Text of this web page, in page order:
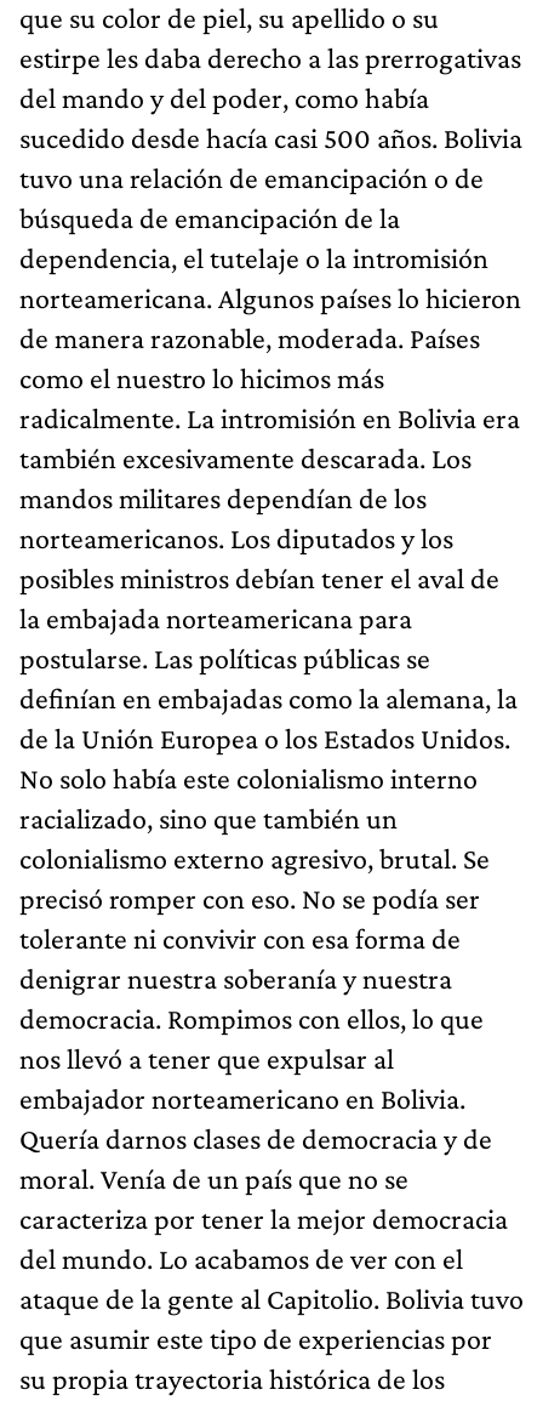
que su color de piel, su apellido o su
estirpe les daba derecho a las prerrogativas
del mando y del poder, como había
sucedido desde hacía casi 500 años. Bolivia
tuvo una relación de emancipación o de
búsqueda de emancipación de la
dependencia, el tutelaje o la intromisión
norteamericana. Algunos países lo hicieron
de manera razonable, moderada. Países
como el nuestro lo hicimos más
radicalmente. La intromisión en Bolivia era
también excesivamente descarada. Los
mandos militares dependían de los
norteamericanos. Los diputados y los
posibles ministros debían tener el aval de
la embajada norteamericana para
postularse. Las políticas públicas se
definían en embajadas como la alemana, la
de la Unión Europea o los Estados Unidos.
No solo había este colonialismo interno
racializado, sino que también un
colonialismo externo agresivo, brutal. Se
precisó romper con eso. No se podía ser
tolerante ni convivir con esa forma de
denigrar nuestra soberanía y nuestra
democracia. Rompimos con ellos, lo que
nos llevó a tener que expulsar al
embajador norteamericano en Bolivia.
Quería darnos clases de democracia y de
moral. Venía de un país que no se
caracteriza por tener la mejor democracia
del mundo. Lo acabamos de ver con el
ataque de la gente al Capitolio. Bolivia tuvo
que asumir este tipo de experiencias por
su propia trayectoria histórica de los